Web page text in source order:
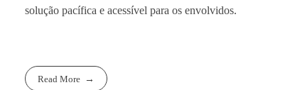
solução pacífica e acessível para os envolvidos.
Read More